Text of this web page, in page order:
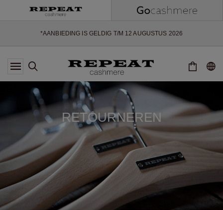
*AANBIEDING IS GELDIG T/M 12 AUGUSTUS 2026
*NIET GELDIG VOOR LIMITED EDITION
*UITZONDERINGEN KUNNEN VAN TOEPASSING ZIJN
ZACHTE NIEUWE STIJLEN EN FRISSE KLEUREN VOOR HET KOMENDE
EXTRA 10% OFF SALE
RETOURNEREN